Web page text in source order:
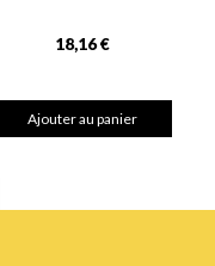
18,16 €
Ajouter au panier